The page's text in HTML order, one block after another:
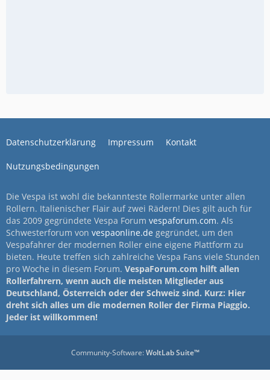
Datenschutzerklärung Impressum Kontakt
Nutzungsbedingungen
Die Vespa ist wohl die bekannteste Rollermarke unter allen
Rollern. Italienischer Flair auf zwei Rädern! Dies gilt auch für
das 2009 gegründete Vespa Forum vespaforum.com. Als
Schwesterforum von vespaonline.de gegründet, um den
Vespafahrer der modernen Roller eine eigene Plattform zu
bieten. Heute treffen sich zahlreiche Vespa Fans viele Stunden
pro Woche in diesem Forum. VespaForum.com hilft allen
Rollerfahrern, wenn auch die meisten Mitglieder aus
Deutschland, Österreich oder der Schweiz sind. Kurz: Hier
dreht sich alles um die modernen Roller der Firma Piaggio.
Jeder ist willkommen!
Community-Software:WoltLab Suite™